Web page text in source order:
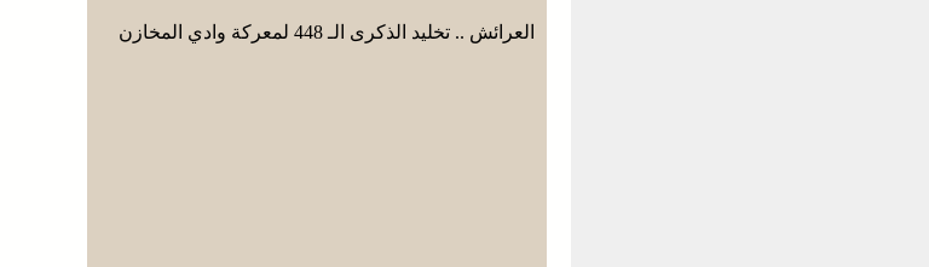
العرائش .. تخليد الذكرى الـ 448 لمعركة وادي المخازن